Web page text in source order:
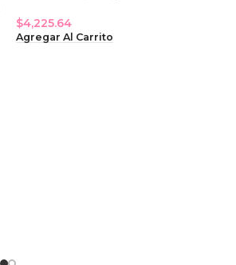
$4,225.64
Agregar Al Carrito